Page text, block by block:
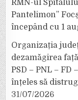
RMN-ul
Pantelimon”
începând cu 1
Organizația
dezamăgirea
PSD – PNL – FD
înțeles să
31/07/2026